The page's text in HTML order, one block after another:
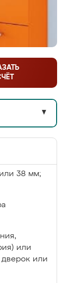
▼
38 мм;
или
дверок или